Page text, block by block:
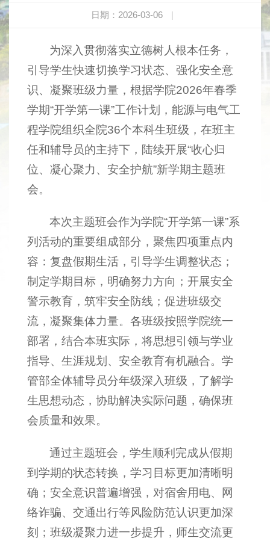
日期：2026-03-06 |
为深入贯彻落实立德树人根本任务，
引导学生快速切换学习状态、强化安全意
识、凝聚班级力量，根据学院2026年春季
学期“开学第一课”工作计划，能源与电气工
程学院组织全院36个本科生班级，在班主
任和辅导员的主持下，陆续开展“收心归
位、凝心聚力、安全护航”新学期主题班
会。
本次主题班会作为学院“开学第一课”系
列活动的重要组成部分，聚焦四项重点内
容：复盘假期生活，引导学生调整状态；
制定学期目标，明确努力方向；开展安全
警示教育，筑牢安全防线；促进班级交
流，凝聚集体力量。各班级按照学院统一
部署，结合本班实际，将思想引领与学业
指导、生涯规划、安全教育有机融合。学
管部全体辅导员分年级深入班级，了解学
生思想动态，协助解决实际问题，确保班
会质量和效果。
通过主题班会，学生顺利完成从假期
到学期的状态转换，学习目标更加清晰明
确；安全意识普遍增强，对宿舍用电、网
络诈骗、交通出行等风险防范认识更加深
刻；班级凝聚力进一步提升，师生交流更